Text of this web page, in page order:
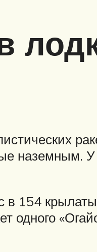
наземным.
в 154
одного